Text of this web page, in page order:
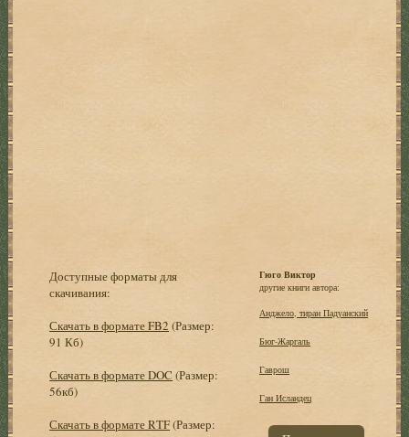
Доступные форматы для
скачивания:
Скачать в формате FB2 (Размер:
91 Кб)
Скачать в формате DOC (Размер:
56кб)
Скачать в формате RTF(Размер:
Гюго Виктор
другие книги автора:
Анджело, тиран Падуанский
Бюг-Жаргаль
Гаврош
Ган Исландец